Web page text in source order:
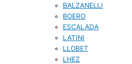
BALZANELLI
BOERO
ESCALADA
LATINI
LLOBET
LHEZ